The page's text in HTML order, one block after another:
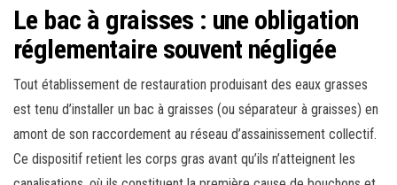
Le bac à graisses : une obligation
réglementaire souvent négligée
Tout établissement de restauration produisant des eaux grasses
est tenu d’installer un bac à graisses (ou séparateur à graisses) en
amont de son raccordement au réseau d’assainissement collectif.
Ce dispositif retient les corps gras avant qu’ils n’atteignent les